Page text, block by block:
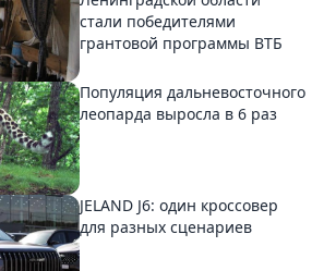
стали победителями
грантовой программы ВТБ
Популяция дальневосточного
леопарда выросла в 6 раз
JELAND J6: один кроссовер
для разных сценариев